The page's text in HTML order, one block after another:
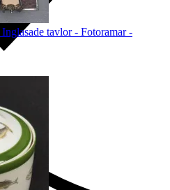
vara
tavlor - Fotoramar -